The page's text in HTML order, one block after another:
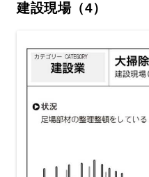
建設現場（4）